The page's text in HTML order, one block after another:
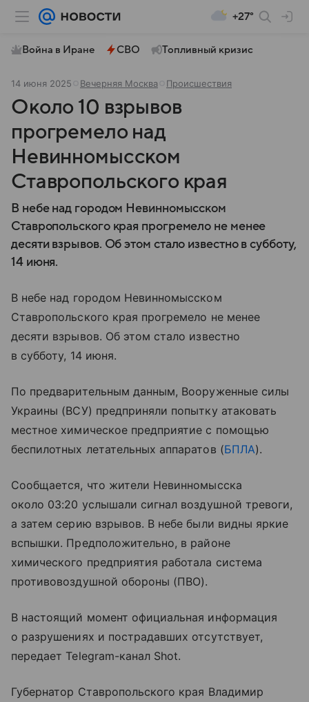
+27°
Война в Иране СВО Топливный кризис
14 июня 2025 Вечерняя Москва Происшествия
Около 10 взрывов
прогремело над
Невинномысском
Ставропольского края
В небе над городом Невинномысском
Ставропольского края прогремело не менее
десяти взрывов. Об этом стало известно в субботу,
14 июня.
В небе над городом Невинномысском
Ставропольского края прогремело не менее
десяти взрывов. Об этом стало известно
в субботу, 14 июня.
По предварительным данным, Вооруженные силы
Украины (ВСУ) предприняли попытку атаковать
местное химическое предприятие с помощью
беспилотных летательных аппаратов (БПЛА).
Сообщается, что жители Невинномысска
около 03:20 услышали сигнал воздушной тревоги,
а затем серию взрывов. В небе были видны яркие
вспышки. Предположительно, в районе
химического предприятия работала система
противовоздушной обороны (ПВО).
В настоящий момент официальная информация
о разрушениях и пострадавших отсутствует,
передает Telegram-канал Shot.
Губернатор Ставропольского края Владимир